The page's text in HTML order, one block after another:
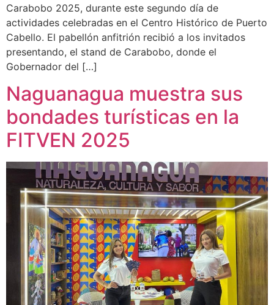
Carabobo 2025, durante este segundo día de
actividades celebradas en el Centro Histórico de Puerto
Cabello. El pabellón anfitrión recibió a los invitados
presentando, el stand de Carabobo, donde el
Gobernador del […]
Naguanagua muestra sus
bondades turísticas en la
FITVEN 2025